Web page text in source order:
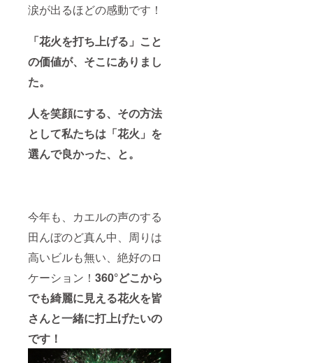
涙が出るほどの感動です！
「花火を打ち上げる」こと
の価値が、そこにありまし
た。
人を笑顔にする、その方法
として私たちは「花火」を
選んで良かった、と。
今年も、カエルの声のする
田んぼのど真ん中、周りは
高いビルも無い、絶好のロ
ケーション！ 360°どこから
でも綺麗に見える花火を皆
さんと一緒に打上げたいの
です！